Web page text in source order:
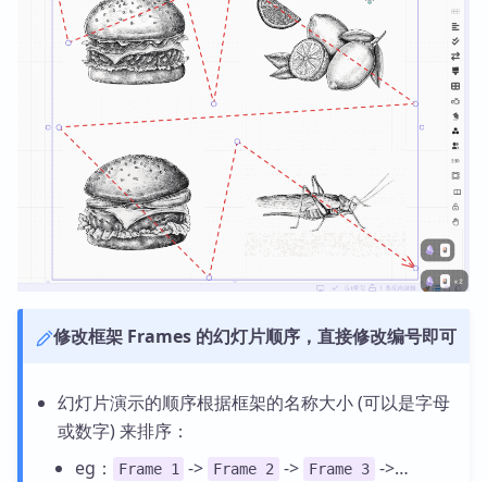
修改框架 Frames 的幻灯片顺序，直接修改编号即可
幻灯片演示的顺序根据框架的名称大小 (可以是字母
或数字) 来排序：
eg：
Frame 1 -> Frame 2 -> Frame 3 ->…